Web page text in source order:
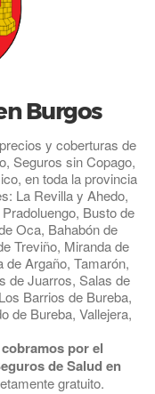
Burgos
y coberturas de
Seguros sin Copago,
en toda la provincia
La Revilla y Ahedo,
Busto de
Oca, Bahabón de
Treviño, Miranda de
de Argaño, Tamarón,
de Juarros, Salas de
Barrios de Bureba,
de Bureba, Vallejera,
por el
de Salud en
gratuito.